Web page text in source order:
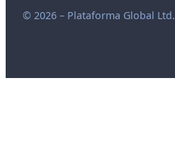
© 2026 – Plataforma Global Ltd.